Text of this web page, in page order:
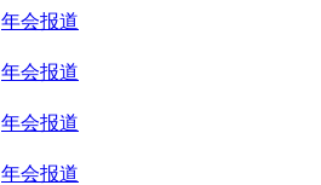
年会报道
年会报道
年会报道
年会报道